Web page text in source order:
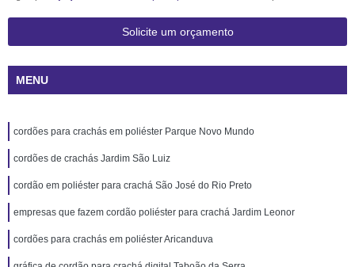
Solicite um orçamento
MENU
cordões para crachás em poliéster Parque Novo Mundo
cordões de crachás Jardim São Luiz
cordão em poliéster para crachá São José do Rio Preto
empresas que fazem cordão poliéster para crachá Jardim Leonor
cordões para crachás em poliéster Aricanduva